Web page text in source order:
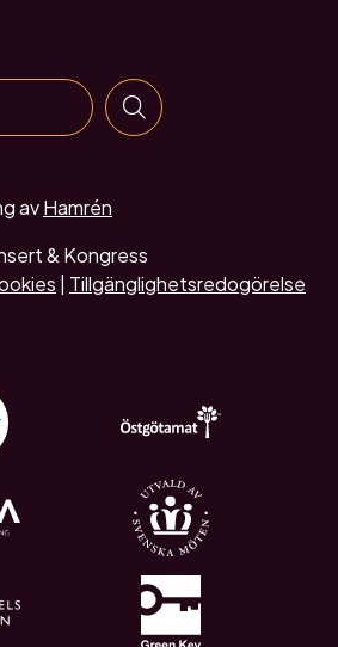
avHamrén
& Kongress
| Tillgänglighetsredogörelse